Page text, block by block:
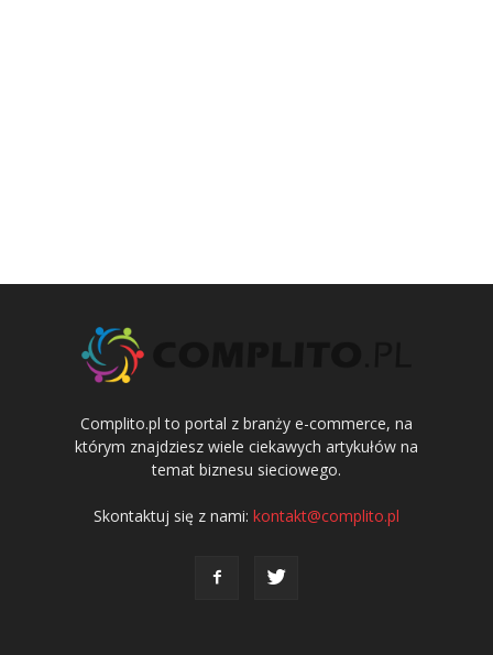
Complito.pl to portal z branży e-commerce, na
którym znajdziesz wiele ciekawych artykułów na
temat biznesu sieciowego.
Skontaktuj się z nami: kontakt@complito.pl